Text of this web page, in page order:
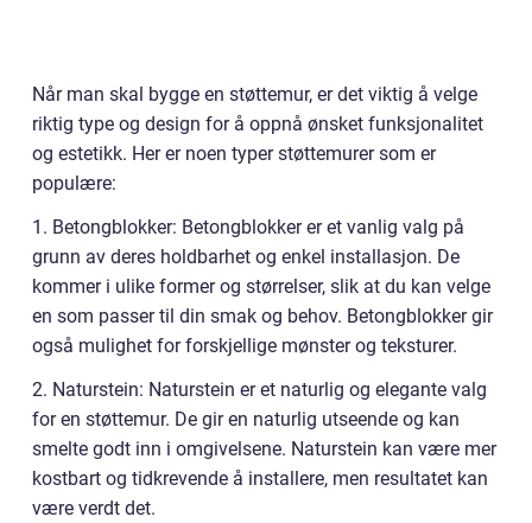
Når man skal bygge en støttemur, er det viktig å velge
riktig type og design for å oppnå ønsket funksjonalitet
og estetikk. Her er noen typer støttemurer som er
populære:
1. Betongblokker: Betongblokker er et vanlig valg på
grunn av deres holdbarhet og enkel installasjon. De
kommer i ulike former og størrelser, slik at du kan velge
en som passer til din smak og behov. Betongblokker gir
også mulighet for forskjellige mønster og teksturer.
2. Naturstein: Naturstein er et naturlig og elegante valg
for en støttemur. De gir en naturlig utseende og kan
smelte godt inn i omgivelsene. Naturstein kan være mer
kostbart og tidkrevende å installere, men resultatet kan
være verdt det.